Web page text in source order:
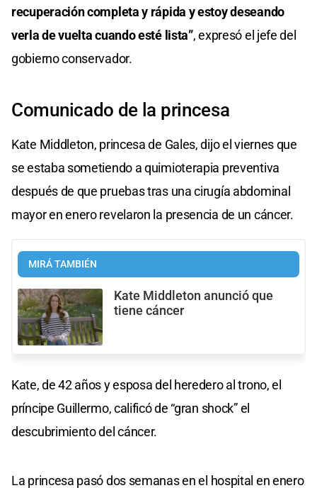
recuperación completa y rápida y estoy deseando
verla de vuelta cuando esté lista”, expresó el jefe del
gobierno conservador.
Comunicado de la princesa
Kate Middleton, princesa de Gales, dijo el viernes que
se estaba sometiendo a quimioterapia preventiva
después de que pruebas tras una cirugía abdominal
mayor en enero revelaron la presencia de un cáncer.
MIRÁ TAMBIÉN
Kate Middleton anunció que
tiene cáncer
Kate, de 42 años y esposa del heredero al trono, el
príncipe Guillermo, calificó de “gran shock” el
descubrimiento del cáncer.
La princesa pasó dos semanas en el hospital en enero